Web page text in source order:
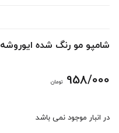
شامپو مو رنگ شده ایوروشه
958/000 تومان
در انبار موجود نمی باشد